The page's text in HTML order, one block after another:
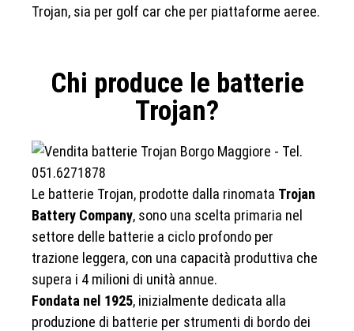
Trojan, sia per golf car che per piattaforme aeree.
Chi produce le batterie
Trojan?
Le batterie Trojan, prodotte dalla rinomata Trojan
Battery Company, sono una scelta primaria nel
settore delle batterie a ciclo profondo per
trazione leggera, con una capacità produttiva che
supera i 4 milioni di unità annue.
Fondata nel 1925, inizialmente dedicata alla
produzione di batterie per strumenti di bordo dei